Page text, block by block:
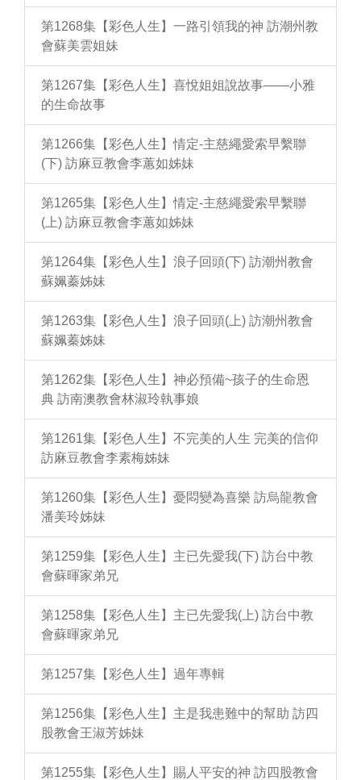
第1268集【彩色人生】一路引領我的神 訪潮州教
會蘇美雲姐妹
第1267集【彩色人生】喜悅姐姐說故事——小雅
的生命故事
第1266集【彩色人生】情定-主慈繩愛索早繫聯
(下) 訪麻豆教會李蕙如姊妹
第1265集【彩色人生】情定-主慈繩愛索早繫聯
(上) 訪麻豆教會李蕙如姊妹
第1264集【彩色人生】浪子回頭(下) 訪潮州教會
蘇姵蓁姊妹
第1263集【彩色人生】浪子回頭(上) 訪潮州教會
蘇姵蓁姊妹
第1262集【彩色人生】神必預備~孩子的生命恩
典 訪南澳教會林淑玲執事娘
第1261集【彩色人生】不完美的人生 完美的信仰
訪麻豆教會李素梅姊妹
第1260集【彩色人生】憂悶變為喜樂 訪烏龍教會
潘美玲姊妹
第1259集【彩色人生】主已先愛我(下) 訪台中教
會蘇暉家弟兄
第1258集【彩色人生】主已先愛我(上) 訪台中教
會蘇暉家弟兄
第1257集【彩色人生】過年專輯
第1256集【彩色人生】主是我患難中的幫助 訪四
股教會王淑芳姊妹
第1255集【彩色人生】賜人平安的神 訪四股教會